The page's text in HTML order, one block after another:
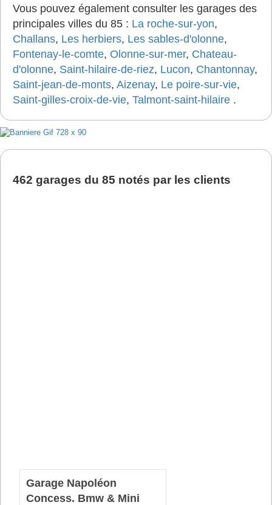
Vous pouvez également consulter les garages des
principales villes du 85 : La roche-sur-yon,
Challans, Les herbiers, Les sables-d'olonne,
Fontenay-le-comte, Olonne-sur-mer, Chateau-
d'olonne, Saint-hilaire-de-riez, Lucon, Chantonnay,
Saint-jean-de-monts, Aizenay, Le poire-sur-vie,
Saint-gilles-croix-de-vie, Talmont-saint-hilaire .
462 garages du 85 notés par les clients
Garage Napoléon
Concess. Bmw & Mini